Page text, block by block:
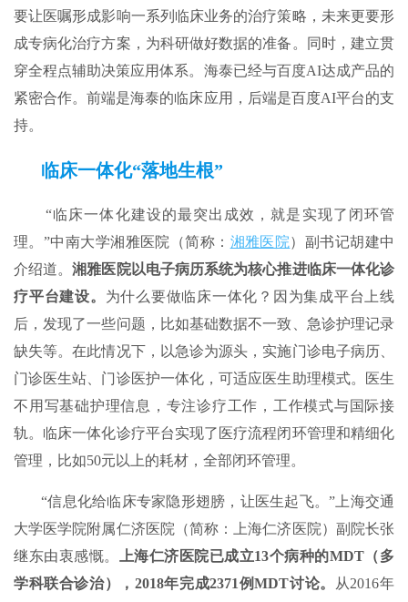
要让医嘱形成影响一系列临床业务的治疗策略，未来更要形
成专病化治疗方案，为科研做好数据的准备。同时，建立贯
穿全程点辅助决策应用体系。海泰已经与百度AI达成产品的
紧密合作。前端是海泰的临床应用，后端是百度AI平台的支
持。
临床一体化“落地生根”
“临床一体化建设的最突出成效，就是实现了闭环管
理。”中南大学湘雅医院（简称： 湘雅医院）副书记胡建中
介绍道。湘雅医院以电子病历系统为核心推进临床一体化诊
疗平台建设。 为什么要做临床一体化？因为集成平台上线
后，发现了一些问题，比如基础数据不一致、急诊护理记录
缺失等。在此情况下，以急诊为源头，实施门诊电子病历、
门诊医生站、门诊医护一体化，可适应医生助理模式。医生
不用写基础护理信息，专注诊疗工作，工作模式与国际接
轨。临床一体化诊疗平台实现了医疗流程闭环管理和精细化
管理，比如50元以上的耗材，全部闭环管理。
“信息化给临床专家隐形翅膀，让医生起飞。”上海交通
大学医学院附属仁济医院（简称：上海仁济医院）副院长张
继东由衷感慨。 上海仁济医院已成立13个病种的MDT（多
学科联合诊治），2018年完成2371例MDT讨论。 从2016年